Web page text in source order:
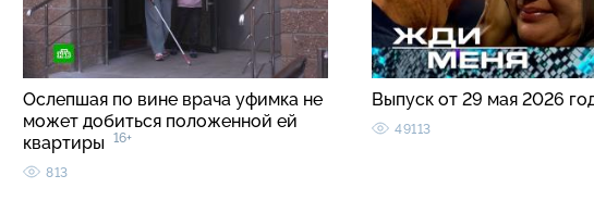
Ослепшая по вине врача уфимка не
может добиться положенной ей
квартиры
16+
813
Выпуск от 29 мая 2026
49113